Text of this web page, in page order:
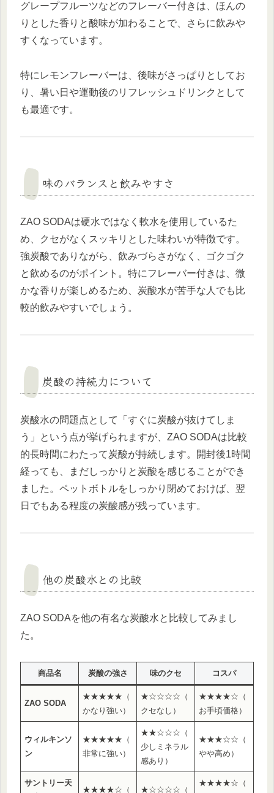
グレープフルーツなどのフレーバー付きは、ほんの
りとした香りと酸味が加わることで、さらに飲みや
すくなっています。
特にレモンフレーバーは、後味がさっぱりとしてお
り、暑い日や運動後のリフレッシュドリンクとして
も最適です。
味のバランスと飲みやすさ
ZAO SODAは硬水ではなく軟水を使用しているた
め、クセがなくスッキリとした味わいが特徴です。
強炭酸でありながら、飲みづらさがなく、ゴクゴク
と飲めるのがポイント。特にフレーバー付きは、微
かな香りが楽しめるため、炭酸水が苦手な人でも比
較的飲みやすいでしょう。
炭酸の持続力について
炭酸水の問題点として「すぐに炭酸が抜けてしま
う」という点が挙げられますが、ZAO SODAは比較
的長時間にわたって炭酸が持続します。開封後1時間
経っても、まだしっかりと炭酸を感じることができ
ました。ペットボトルをしっかり閉めておけば、翌
日でもある程度の炭酸感が残っています。
他の炭酸水との比較
ZAO SODAを他の有名な炭酸水と比較してみまし
た。
商品名 炭酸の強さ 味のクセ コスパ
ZAO SODA
★★★★★（
かなり強い）
★☆☆☆☆（
クセなし）
★★★★☆（
お手頃価格）
ウィルキンソ
ン
★★★★★（
非常に強い）
★★☆☆☆（
少しミネラル
感あり）
★★★☆☆（
やや高め）
サントリー天
★★★★☆（ ★☆☆☆☆（
★★★★☆（